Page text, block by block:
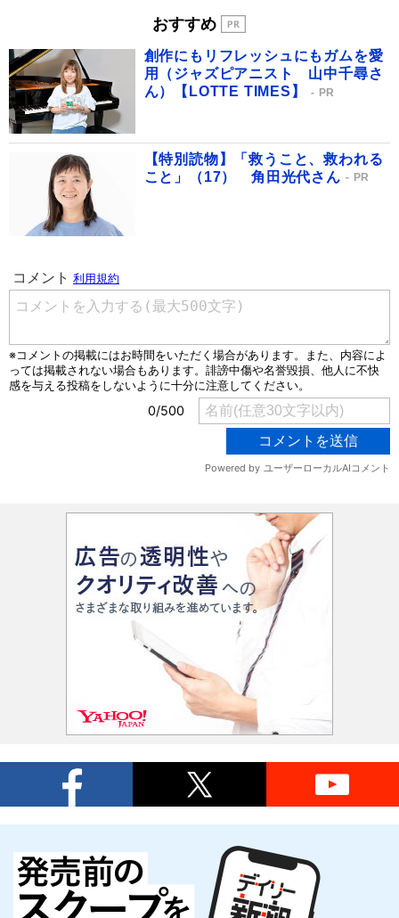
おすすめ
創作にもリフレッシュにもガムを愛
用（ジャズピアニスト 山中千尋さ
ん）【LOTTE TIMES】
PR
【特別読物】「救うこと、救われる
こと」（17） 角田光代さん
PR